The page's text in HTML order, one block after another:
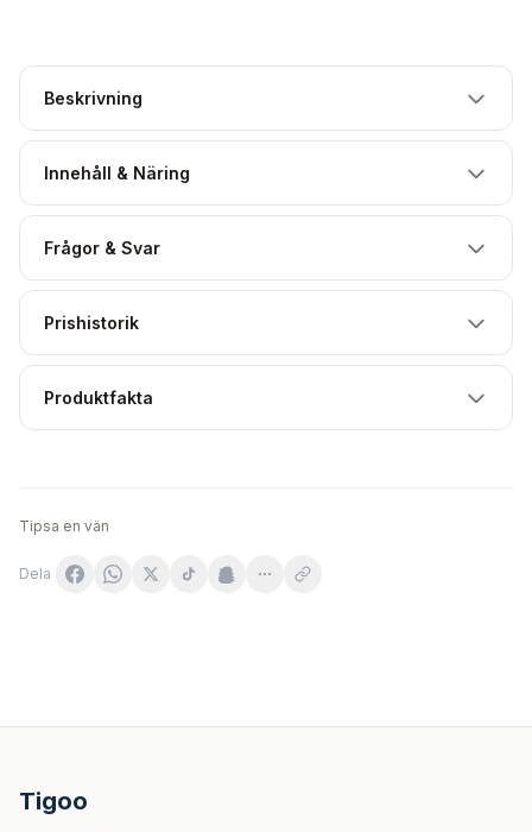
Beskrivning
Innehåll & Näring
Frågor & Svar
Prishistorik
Produktfakta
Tipsa en vän
Dela
Medverita Cynk chelatowany 15 mg 180 kapsułek
Tigoo